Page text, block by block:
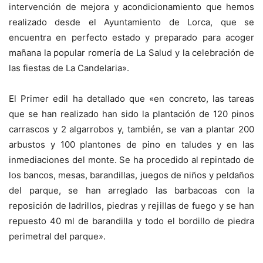
intervención de mejora y acondicionamiento que hemos
realizado desde el Ayuntamiento de Lorca, que se
encuentra en perfecto estado y preparado para acoger
mañana la popular romería de La Salud y la celebración de
las fiestas de La Candelaria».
El Primer edil ha detallado que «en concreto, las tareas
que se han realizado han sido la plantación de 120 pinos
carrascos y 2 algarrobos y, también, se van a plantar 200
arbustos y 100 plantones de pino en taludes y en las
inmediaciones del monte. Se ha procedido al repintado de
los bancos, mesas, barandillas, juegos de niños y peldaños
del parque, se han arreglado las barbacoas con la
reposición de ladrillos, piedras y rejillas de fuego y se han
repuesto 40 ml de barandilla y todo el bordillo de piedra
perimetral del parque».